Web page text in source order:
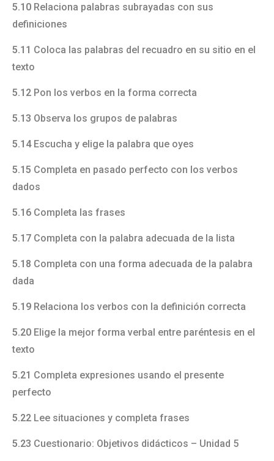
5.10 Relaciona palabras subrayadas con sus
definiciones
5.11 Coloca las palabras del recuadro en su sitio en el
texto
5.12 Pon los verbos en la forma correcta
5.13 Observa los grupos de palabras
5.14Escucha y elige la palabra que oyes
5.15 Completa en pasado perfecto con los verbos
dados
5.16 Completa las frases
5.17 Completa con la palabra adecuada de la lista
5.18 Completa con una forma adecuada de la palabra
dada
5.19 Relaciona los verbos con la definición correcta
5.20 Elige la mejor forma verbal entre paréntesis en el
texto
5.21 Completa expresiones usando el presente
perfecto
5.22 Lee situaciones y completa frases
5.23 Cuestionario: Objetivos didácticos – Unidad 5